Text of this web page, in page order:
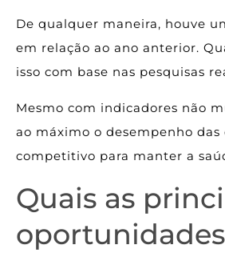
De qualquer maneira, houve
em relação ao ano anterior.
isso com base nas pesquisas
Mesmo com indicadores não
ao máximo o desempenho
competitivo para manter a
Quais as